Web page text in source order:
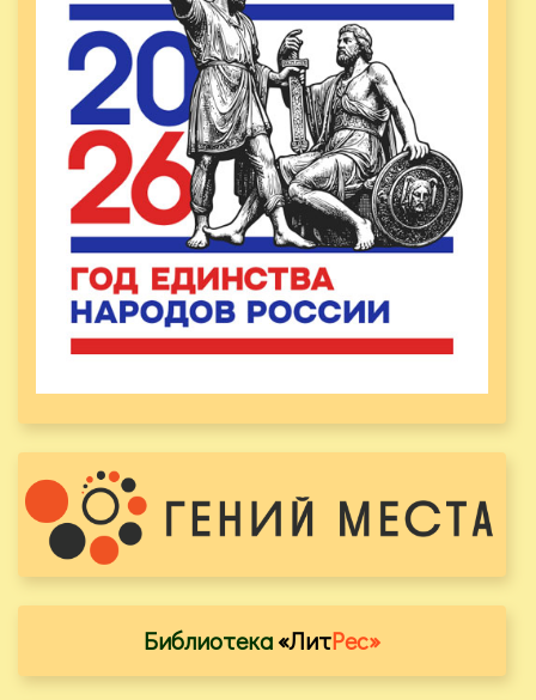
Библиотека«ЛитРес»